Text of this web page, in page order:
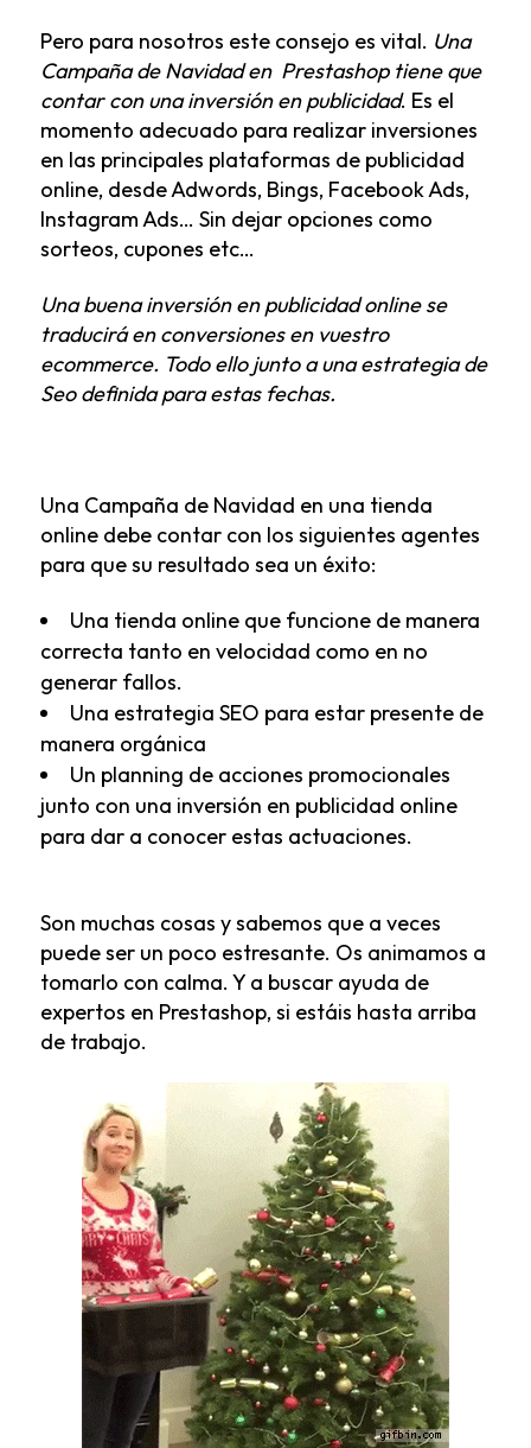
Pero para nosotros este consejo es vital. Una
Campaña de Navidad en Prestashop tiene que
contar con una inversión en publicidad. Es el
momento adecuado para realizar inversiones
en las principales plataformas de publicidad
online, desde Adwords, Bings, Facebook Ads,
Instagram Ads… Sin dejar opciones como
sorteos, cupones etc…
Una buena inversión en publicidad online se
traducirá en conversiones en vuestro
ecommerce. Todo ello junto a una estrategia de
Seo definida para estas fechas.
Una Campaña de Navidad en una tienda
online debe contar con los siguientes agentes
para que su resultado sea un éxito:
Una tienda online que funcione de manera
correcta tanto en velocidad como en no
generar fallos.
Una estrategia SEO para estar presente de
manera orgánica
Un planning de acciones promocionales
junto con una inversión en publicidad online
para dar a conocer estas actuaciones.
Son muchas cosas y sabemos que a veces
puede ser un poco estresante. Os animamos a
tomarlo con calma. Y a buscar ayuda de
expertos en Prestashop, si estáis hasta arriba
de trabajo.